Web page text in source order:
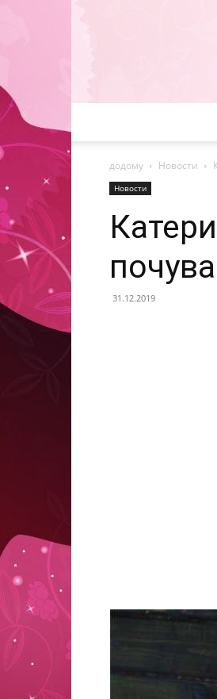
додому Новости
Новости
31.12.2019